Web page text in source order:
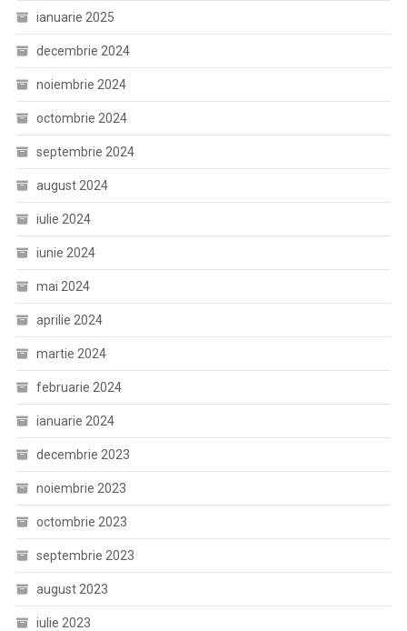
ianuarie 2025
decembrie 2024
noiembrie 2024
octombrie 2024
septembrie 2024
august 2024
iulie 2024
iunie 2024
mai 2024
aprilie 2024
martie 2024
februarie 2024
ianuarie 2024
decembrie 2023
noiembrie 2023
octombrie 2023
septembrie 2023
august 2023
iulie 2023